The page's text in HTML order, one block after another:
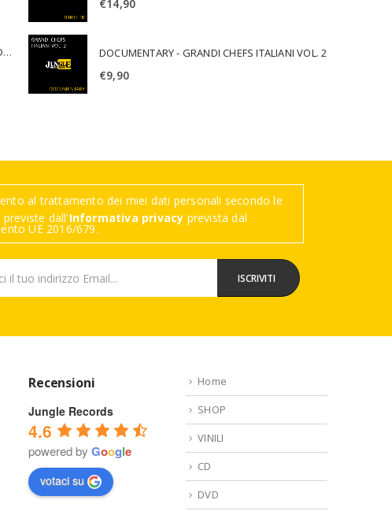
AAVV LONG TIME GONE - A TRIBUTE TO DAVID CROSBY
€14,90
DOCUMENTARY - GRANDI CHEFS ITALIANI VOL. 2
€9,90
al trattamento dei miei dati personali secondo le
dall'Informativa privacy prevista dal
UE 2016/679.
Recensioni
Jungle Records
4.6
powered by Google
votaci su
Home
SHOP
VINILI
CD
DVD